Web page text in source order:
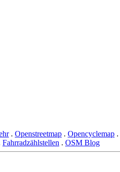
. Openstreetmap . Opencyclemap .
Fahrradzählstellen . OSM Blog